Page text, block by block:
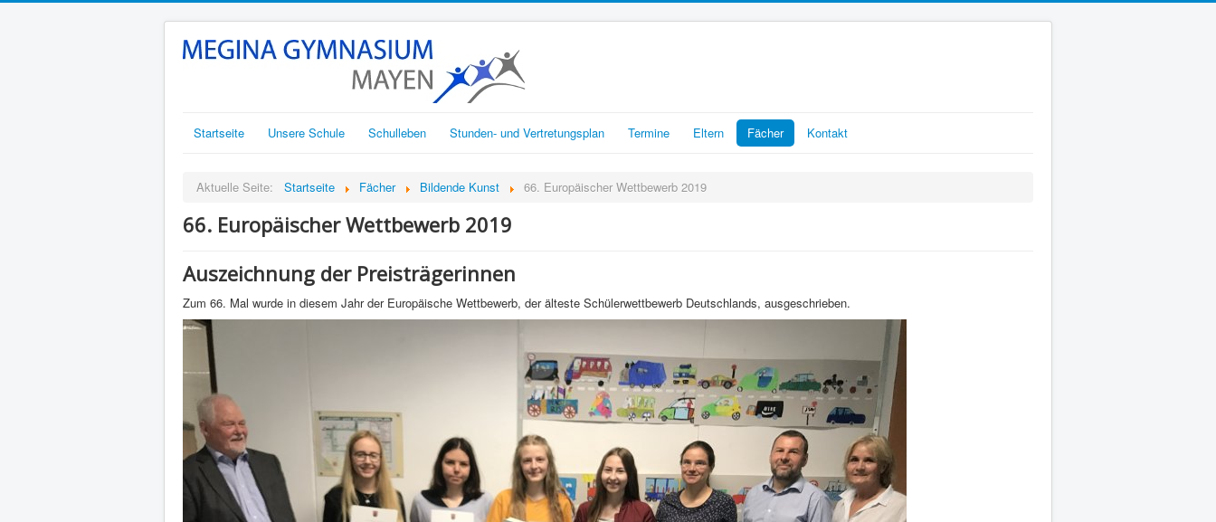
Startseite Unsere Schule Schulleben Stunden- und Vertretungsplan Termine Eltern Fächer Kontakt
Aktuelle Seite: Startseite Fächer Bildende Kunst 66. Europäischer Wettbewerb 2019
66. Europäischer Wettbewerb 2019
Auszeichnung der Preisträgerinnen
Zum 66. Mal wurde in diesem Jahr der Europäische Wettbewerb, der älteste Schülerwettbewerb Deutschlands, ausgeschrieben.